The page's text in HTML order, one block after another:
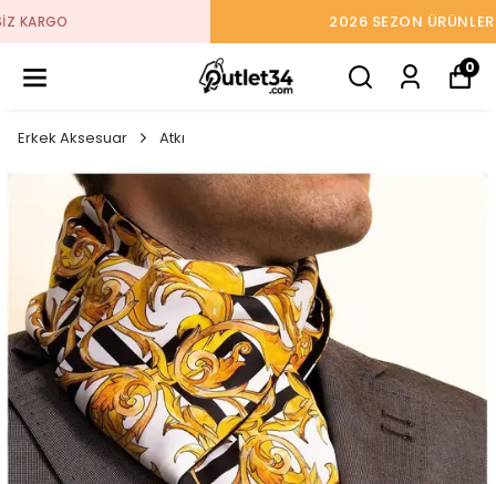
2026 SEZON ÜRÜNLER STOKLARDA
0
Erkek Aksesuar Atkı